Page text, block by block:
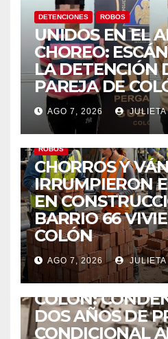
DETENCIONES ROBOS
UNIDOS EN EL
CHOREO:
LA DETENCIÓN
PAREJA DE
AGO 7, 2026 JULIETA
ROBOS
CHORROS Y
IRRUMPIERON
EN
BARRIO 66
COLÓN
AGO 7, 2026 JULIETA
COLÓN:
DOS AÑOS DE
CONDICIONAL